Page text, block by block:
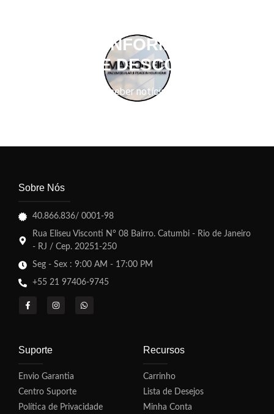
OBTER INFORMAÇÕES
SOBRE DESCONTOS
Se inscreva para receber notícias sobre descontos
Sobre Nós
40.866.836/ 0001-98
Rua Eliseu Visconti N° 08 Bairro. Catumbi - Rio de Janeiro
- RJ / Cep. 20251-250
Seg - Sex : 9:00 AM - 17:00 PM
+55 21 97406-9745
Suporte
Envio Garantia
Centro Suporte
Política de Privacidade
Recursos
Carrinho
Lista de Desejos
Minha Conta